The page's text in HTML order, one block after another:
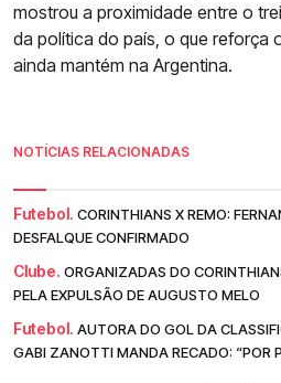
mostrou a proximidade entre o
da política do país, o que reforça
ainda mantém na Argentina.
NOTÍCIAS RELACIONADAS
Futebol. CORINTHIANS X REMO:
DESFALQUE CONFIRMADO
Clube. ORGANIZADAS DO
PELA EXPULSÃO DE AUGUSTO MELO
Futebol. AUTORA DO GOL DA
GABI ZANOTTI MANDA RECADO: “POR